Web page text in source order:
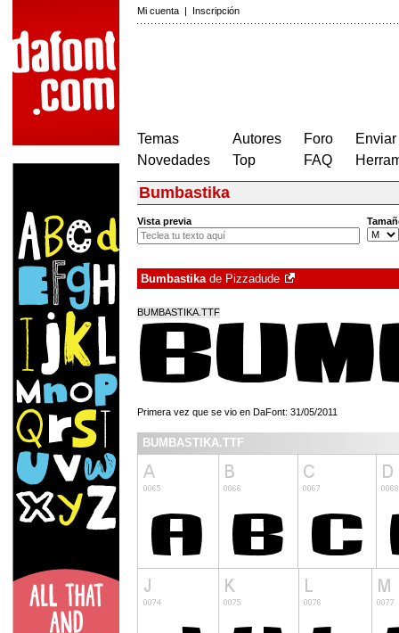
Mi cuenta | Inscripción
Temas
Novedades
Autores
Top
Foro
FAQ
Bumbastika
Vista previa
Bumbastikade Pizzadude
BUMBASTIKA.TTF
Primera vez que se vio en DaFont: 31/05/2011
BUMBASTIKA.TTF